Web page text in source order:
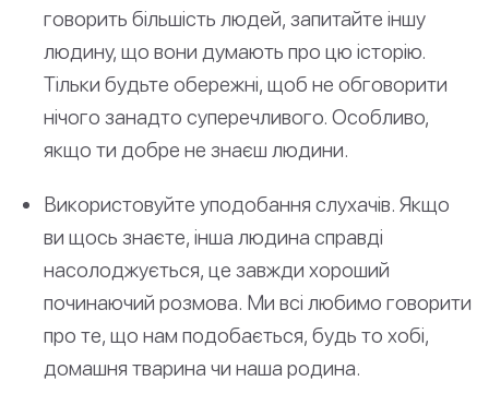
говорить більшість людей, запитайте іншу
людину, що вони думають про цю історію.
Тільки будьте обережні, щоб не обговорити
нічого занадто суперечливого. Особливо,
якщо ти добре не знаєш людини.
Використовуйте уподобання слухачів. Якщо
ви щось знаєте, інша людина справді
насолоджується, це завжди хороший
починаючий розмова. Ми всі любимо говорити
про те, що нам подобається, будь то хобі,
домашня тварина чи наша родина.